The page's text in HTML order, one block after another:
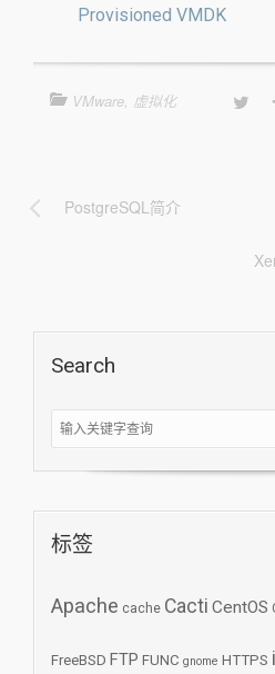
Provisioned VMDK
VMware, 虚拟化
PostgreSQL简介
Search
标签
Apache cache Cacti CentOS
FreeBSD FTP FUNC gnome HTTPS